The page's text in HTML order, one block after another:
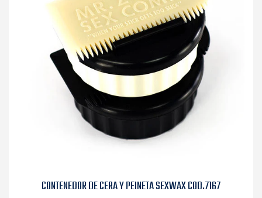
CONTENEDOR DE CERA Y PEINETA SEXWAX COD.7167